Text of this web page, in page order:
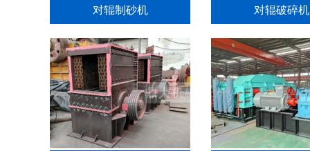
对辊制砂机 对辊破碎机